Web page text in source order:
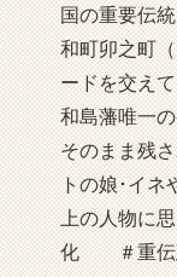
国の重要伝
和町卯之町
ードを交え
和島藩唯一
そのまま残
トの娘･イ
上の人物に
化 ＃重伝